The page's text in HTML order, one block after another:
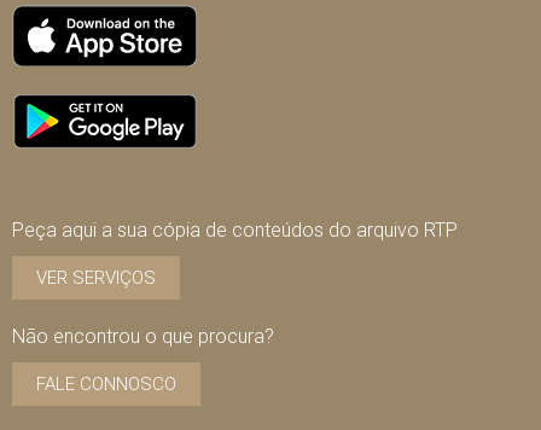
Peça aqui a sua cópia de conteúdos do arquivo RTP
VER SERVIÇOS
Não encontrou o que procura?
FALE CONNOSCO